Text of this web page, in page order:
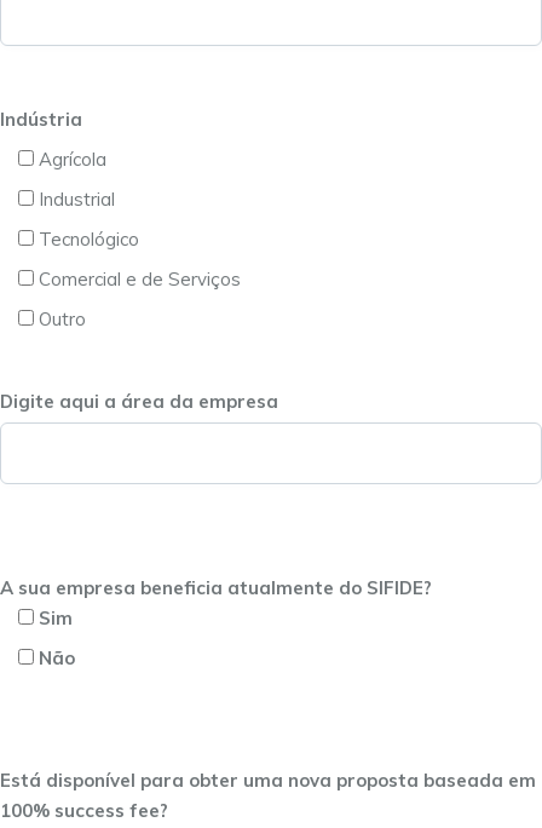
Indústria
Agrícola
Industrial
Tecnológico
Comercial e de Serviços
Outro
Digite aqui a área da empresa
A sua empresa beneficia atualmente do SIFIDE?
Sim
Não
Está disponível para obter uma nova proposta baseada em
100% success fee?